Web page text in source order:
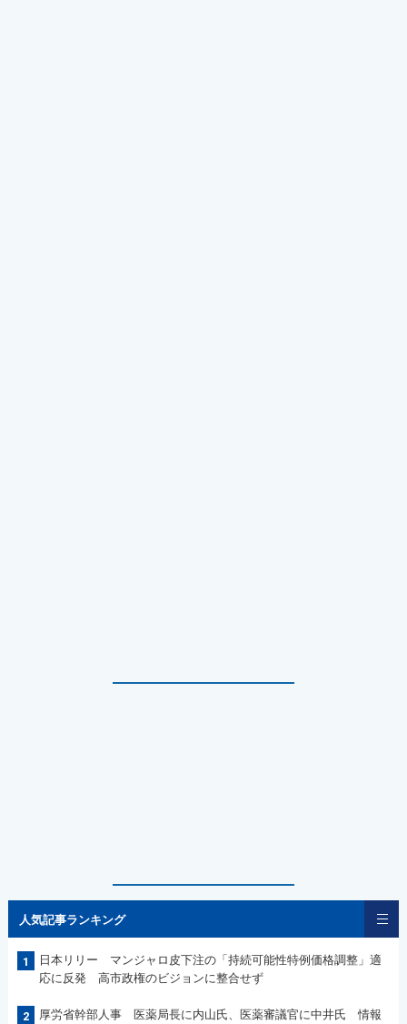
人気記事ランキング
1
日本リリー マンジャロ皮下注の「持続可能性特例価格調整」適
応に反発 高市政権のビジョンに整合せず
2
厚労省幹部人事 医薬局長に内山氏、医薬審議官に中井氏 情報